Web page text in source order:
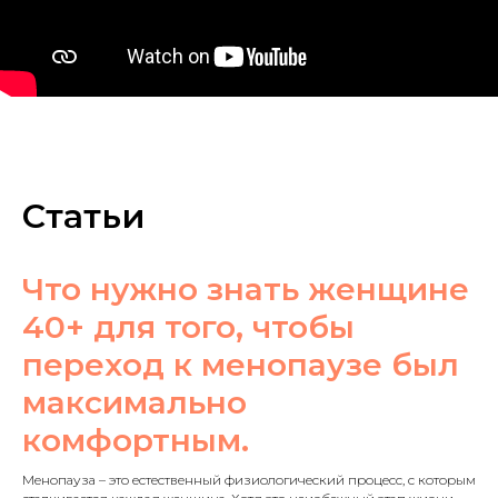
Статьи
Что нужно знать женщине
40+ для того, чтобы
переход к менопаузе был
максимально
комфортным.
Менопауза – это естественный физиологический процесс, с которым